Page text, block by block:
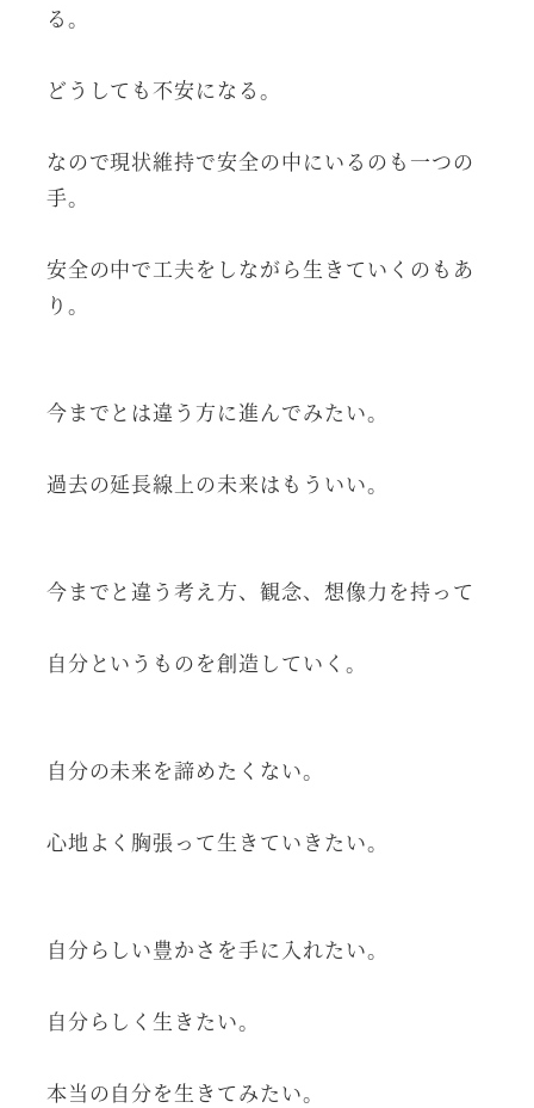
る。
どうしても不安になる。
なので現状維持で安全の中にいるのも一つの
手。
安全の中で工夫をしながら生きていくのもあ
り。
今までとは違う方に進んでみたい。
過去の延長線上の未来はもういい。
今までと違う考え方、観念、想像力を持って
自分というものを創造していく。
自分の未来を諦めたくない。
心地よく胸張って生きていきたい。
自分らしい豊かさを手に入れたい。
自分らしく生きたい。
本当の自分を生きてみたい。